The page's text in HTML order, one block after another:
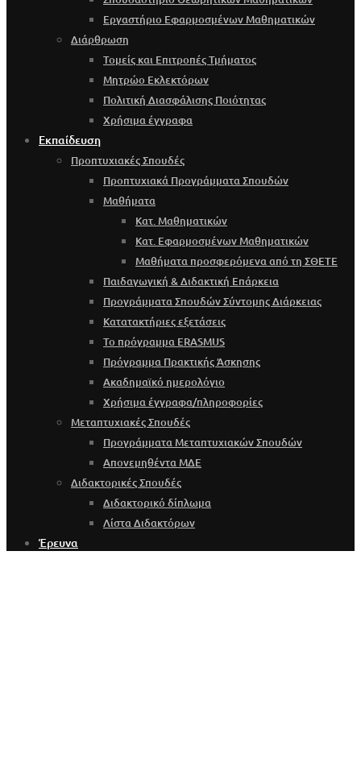
Εργαστήριο Εφαρμοσμένων Μαθηματικών
Διάρθρωση
Τομείς και Επιτροπές Τμήματος
Μητρώο Εκλεκτόρων
Πολιτική Διασφάλισης Ποιότητας
Χρήσιμα έγγραφα
Εκπαίδευση
Προπτυχιακές Σπουδές
Προπτυχιακά Προγράμματα Σπουδών
Μαθήματα
Κατ. Μαθηματικών
Κατ. Εφαρμοσμένων Μαθηματικών
Μαθήματα προσφερόμενα από τη ΣΘΕΤΕ
Παιδαγωγική & Διδακτική Επάρκεια
Προγράμματα Σπουδών Σύντομης Διάρκειας
Κατατακτήριες εξετάσεις
Το πρόγραμμα ERASMUS
Πρόγραμμα Πρακτικής Άσκησης
Ακαδημαϊκό ημερολόγιο
Χρήσιμα έγγραφα/πληροφορίες
Μεταπτυχιακές Σπουδές
Προγράμματα Μεταπτυχιακών Σπουδών
Απονεμηθέντα ΜΔΕ
Διδακτορικές Σπουδές
Διδακτορικό δίπλωμα
Λίστα Διδακτόρων
Έρευνα